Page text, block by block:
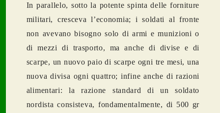
In parallelo, sotto la potente spinta delle forniture
militari, cresceva l’economia; i soldati al fronte
non avevano bisogno solo di armi e munizioni o
di mezzi di trasporto, ma anche di divise e di
scarpe, un nuovo paio di scarpe ogni tre mesi, una
nuova divisa ogni quattro; infine anche di razioni
alimentari: la razione standard di un soldato
nordista consisteva, fondamentalmente, di 500 gr